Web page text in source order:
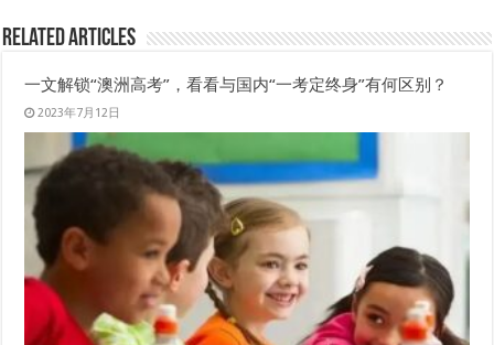
Related Articles
一文解锁“澳洲高考”，看看与国内“一考定终身”有何区别？
2023年7月12日